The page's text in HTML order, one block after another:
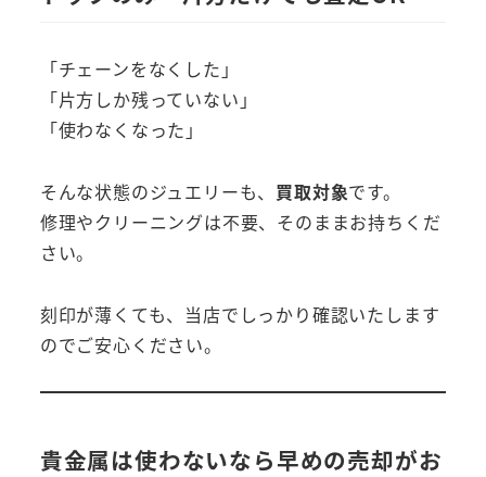
「チェーンをなくした」
「片方しか残っていない」
「使わなくなった」
そんな状態のジュエリーも、 買取対象です。
修理やクリーニングは不要、そのままお持ちくだ
さい。
刻印が薄くても、当店でしっかり確認いたします
のでご安心ください。
貴金属は使わないなら早めの売却がお